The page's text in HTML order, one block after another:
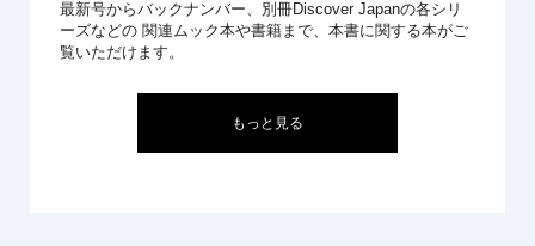
最新号からバックナンバー、別冊Discover Japanの各シリ
ーズなどの 関連ムック本や書籍まで、本書に関する本がご
覧いただけます。
もっと見る